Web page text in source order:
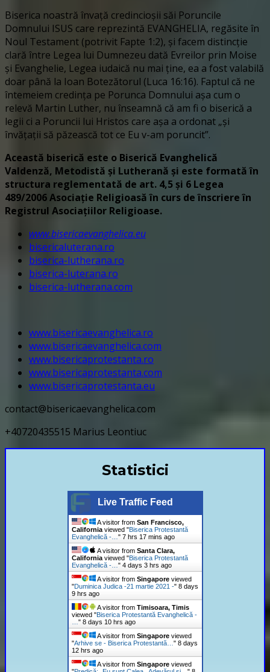
Biserica noastră învață credincioșii săi Poruncile
Domnului ISUS care reprezintă EVANGHELIA, regăsite în
Noul Testament (potrivit Fapte 1:2), și facem distincție
clară între Legea lui Dumnezeu dată Evreilor prin Moise
și Evanghelie, Legea iudaică nu mai ține, ea a fost valabilă
doar până la Ioan Botezătorul (Luca 16:16). Faptul că ne
întemeiem credința pe Porunca Domnului așa cum o
relevă Martin Luther, nu înseamnă că am fi o biserică a
legii ci a Poruncii lui Hristos care așa a ordonat „și
învățații să păzească tot ce Eu v-am poruncit”.
Această biserică este o Biserică Evanghelică
Valdenză, Metodistă și Lutherană și este formată în
structura reglementată de art. 4,5 și 6 Legea
489/2006Asociație Religioasă în curs de înscriere în
Registrul Asociațiilor Religioase.
www.bisericaevanghelica.eu
bisericaluterana.ro
biserica-lutherana.ro
biserica-luterana.ro
biserica-lutherana.com
www.bisericaevanghelica.ro
www.bisericaevanghelica.com
www.bisericaprotestanta.ro
www.bisericaprotestanta.com
www.bisericaprotestanta.eu
contact@bisericaevanghelica.com
+40720435515 Marius Leontiuc
Statistici
Live Traffic Feed
A visitor from San Francisco,
Californiaviewed "Biserica Protestantă
Evanghelică -… " 7 hrs 17 mins ago
A visitor from Santa Clara,
Californiaviewed "Biserica Protestantă
Evanghelică -… " 4 days 3 hrs ago
A visitor from Singaporeviewed
"Duminica Judica -21 martie 2021 -" 8 days
9 hrs ago
A visitor from Timisoara, Timis
viewed "Biserica Protestantă Evanghelică -
" 8 days 10 hrs ago
A visitor from Singaporeviewed
"Arhive se - Biserica Protestantă… " 8 days
12 hrs ago
A visitor from Singaporeviewed